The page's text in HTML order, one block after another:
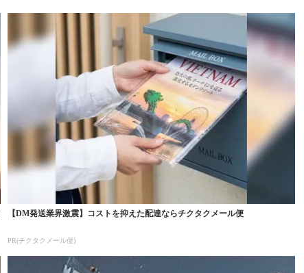
【DM発送業界激震】コストを抑えた配達ならチクタクメール便
PR(チクタクメール便)